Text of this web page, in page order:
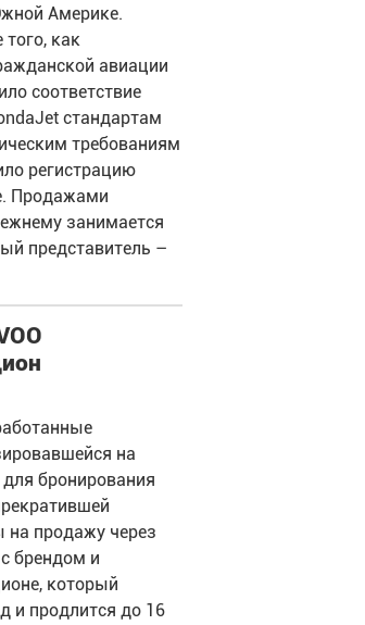
Америке.
того, как
авиации
соответствие
стандартам
требованиям
регистрацию
Продажами
занимается
представитель –
на
бронирования
на продажу через
брендом и
который
и продлится до 16